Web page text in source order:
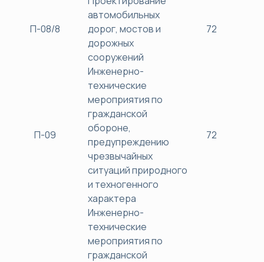
П-08/8
автомобильных
дорог, мостов и
дорожных
сооружений
72
П-09
Инженерно-
технические
мероприятия по
гражданской
обороне,
предупреждению
чрезвычайных
ситуаций природного
и техногенного
характера
72
Инженерно-
технические
мероприятия по
гражданской